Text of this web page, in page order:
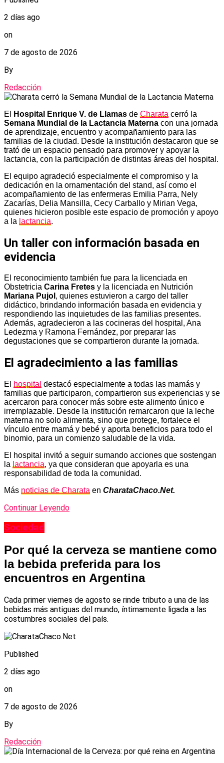
2 días ago
on
7 de agosto de 2026
By
Redacción
El Hospital Enrique V. de Llamas de Charata cerró la
Semana Mundial de la Lactancia Materna con una jornada
de aprendizaje, encuentro y acompañamiento para las
familias de la ciudad. Desde la institución destacaron que se
trató de un espacio pensado para promover y apoyar la
lactancia, con la participación de distintas áreas del hospital.
El equipo agradeció especialmente el compromiso y la
dedicación en la ornamentación del stand, así como el
acompañamiento de las enfermeras Emilia Parra, Nely
Zacarías, Delia Mansilla, Cecy Carballo y Mirian Vega,
quienes hicieron posible este espacio de promoción y apoyo
a la lactancia.
Un taller con información basada en
evidencia
El reconocimiento también fue para la licenciada en
Obstetricia Carina Fretes y la licenciada en Nutrición
Mariana Pujol , quienes estuvieron a cargo del taller
didáctico, brindando información basada en evidencia y
respondiendo las inquietudes de las familias presentes.
Además, agradecieron a las cocineras del hospital, Ana
Ledezma y Ramona Fernández, por preparar las
degustaciones que se compartieron durante la jornada.
El agradecimiento a las familias
El hospital destacó especialmente a todas las mamás y
familias que participaron, compartieron sus experiencias y se
acercaron para conocer más sobre este alimento único e
irremplazable. Desde la institución remarcaron que la leche
materna no solo alimenta, sino que protege, fortalece el
vínculo entre mamá y bebé y aporta beneficios para todo el
binomio, para un comienzo saludable de la vida.
El hospital invitó a seguir sumando acciones que sostengan
la lactancia, ya que consideran que apoyarla es una
responsabilidad de toda la comunidad.
Más noticias de Charata en CharataChaco.Net.
Continuar Leyendo
Sociedad
Por qué la cerveza se mantiene como
la bebida preferida para los
encuentros en Argentina
Cada primer viernes de agosto se rinde tributo a una de las
bebidas más antiguas del mundo, íntimamente ligada a las
costumbres sociales del país.
Published
2 días ago
on
7 de agosto de 2026
By
Redacción